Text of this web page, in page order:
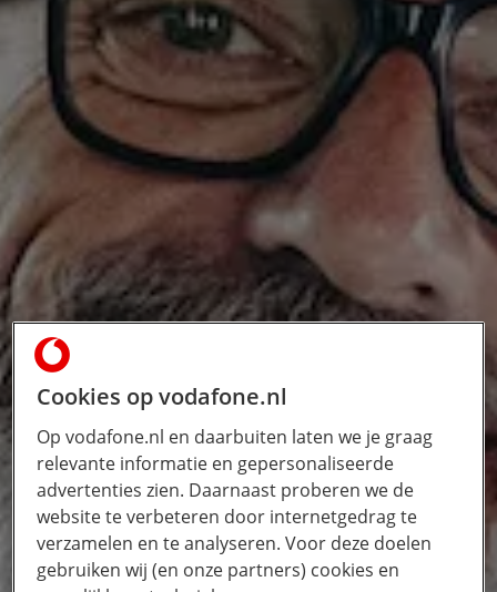
Cookies op vodafone.nl
Op vodafone.nl en daarbuiten laten we je graag
relevante informatie en gepersonaliseerde
advertenties zien. Daarnaast proberen we de
website te verbeteren door internetgedrag te
verzamelen en te analyseren. Voor deze doelen
gebruiken wij (en onze partners) cookies en